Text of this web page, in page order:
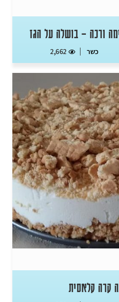
ורכה – בושלה על הגז
כשר 2,662
קרה קלאסית